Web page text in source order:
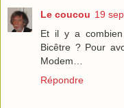
Le coucou 19
Et il y a
Bicêtre ? Pour
Modem…
Répondre